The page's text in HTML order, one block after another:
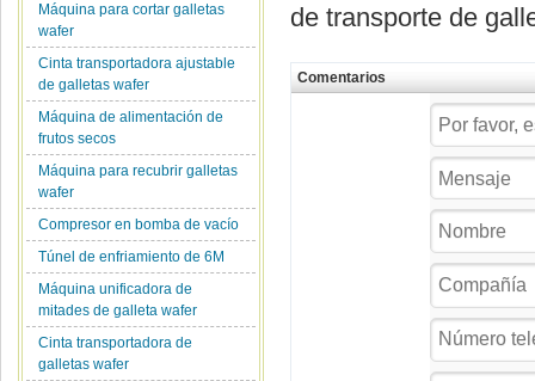
Máquina para cortar galletas
wafer
Cinta transportadora ajustable
de galletas wafer
Máquina de alimentación de
frutos secos
Máquina para recubrir galletas
wafer
Compresor en bomba de vacío
Túnel de enfriamiento de 6M
Máquina unificadora de
mitades de galleta wafer
Cinta transportadora de
galletas wafer
de transporte de
Comentarios